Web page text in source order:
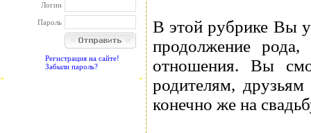
Логин
Пароль
Регистрация на сайте!
Забыли пароль?
В этой рубрике Вы
продолжение
отношения. Вы
родителям,
конечно же на